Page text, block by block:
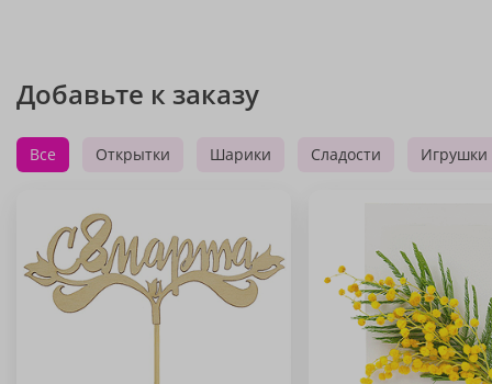
Добавьте к заказу
Все Открытки Шарики Сладости Игрушки